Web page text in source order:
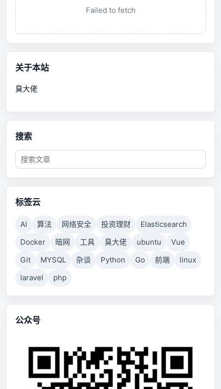
Failed to fetch
关于本站
臭大佬
搜索
标签云
AI 算法 网络安全 投资理财
Elasticsearch
Docker
暗网 工具 臭大佬 ubuntu
Vue
Git
MYSQL 杂谈 Python Go 前端
linux
laravel
php
公众号